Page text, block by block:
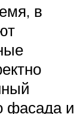
в
фасада и